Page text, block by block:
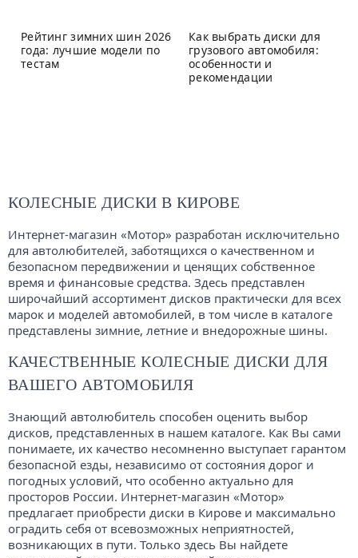
Рейтинг зимних шин 2026
года: лучшие модели по
тестам
Как выбрать диски для
грузового автомобиля:
особенности и
рекомендации
КОЛЕСНЫЕ ДИСКИ В КИРОВЕ
Интернет-магазин «Мотор» разработан исключительно
для автолюбителей, заботящихся о качественном и
безопасном передвижении и ценящих собственное
время и финансовые средства. Здесь представлен
широчайший ассортимент дисков практически для всех
марок и моделей автомобилей, в том числе в каталоге
представлены зимние, летние и внедорожные шины.
КАЧЕСТВЕННЫЕ КОЛЕСНЫЕ ДИСКИ ДЛЯ
ВАШЕГО АВТОМОБИЛЯ
Знающий автолюбитель способен оценить выбор
дисков, представленных в нашем каталоге. Как Вы сами
понимаете, их качество несомненно выступает гарантом
безопасной езды, независимо от состояния дорог и
погодных условий, что особенно актуально для
просторов России. Интернет-магазин «Мотор»
предлагает приобрести диски в Кирове и максимально
оградить себя от всевозможных неприятностей,
возникающих в пути. Только здесь Вы найдете